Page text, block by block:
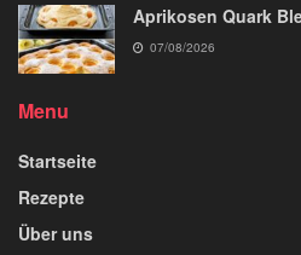
Aprikosen Quark
07/08/2026
Menu
Startseite
Rezepte
Über uns